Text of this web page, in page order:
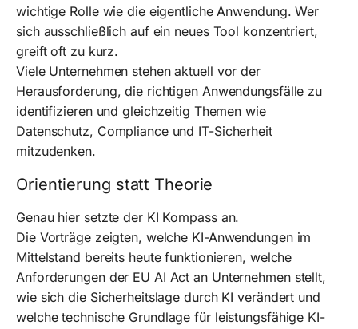
wichtige Rolle wie die eigentliche Anwendung. Wer
sich ausschließlich auf ein neues Tool konzentriert,
greift oft zu kurz.
Viele Unternehmen stehen aktuell vor der
Herausforderung, die richtigen Anwendungsfälle zu
identifizieren und gleichzeitig Themen wie
Datenschutz, Compliance und IT-Sicherheit
mitzudenken.
Orientierung statt Theorie
Genau hier setzte der KI Kompass an.
Die Vorträge zeigten, welche KI-Anwendungen im
Mittelstand bereits heute funktionieren, welche
Anforderungen der EU AI Act an Unternehmen stellt,
wie sich die Sicherheitslage durch KI verändert und
welche technische Grundlage für leistungsfähige KI-